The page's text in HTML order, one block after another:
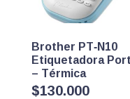
Brother PT‑N10
Etiquetadora
– Térmica
$130.000